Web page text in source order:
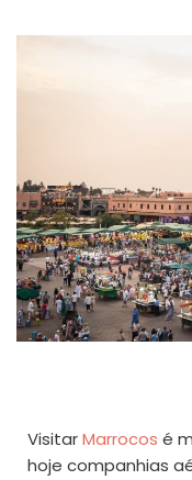
VisitarMarrocos é
hoje companhias